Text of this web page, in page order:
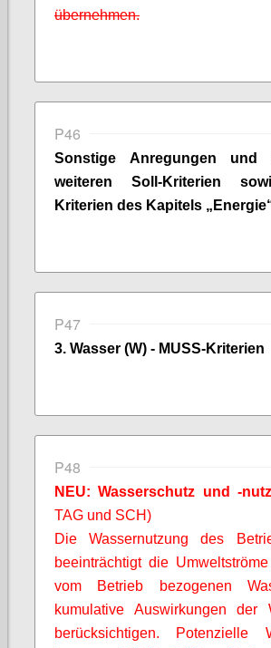
übernehmen.
P46
Sonstige Anregungen und
weiteren Soll-Kriterien
Kriterien des Kapitels „ Energie
P47
3. Wasser (W) - MUSS-Kriterien
P48
NEU: Wasserschutz und -
TAG und SCH)
Die Wassernutzung des
beeinträchtigt die
vom Betrieb bezogenen
kumulative Auswirkungen der
berücksichtigen. Potenzielle